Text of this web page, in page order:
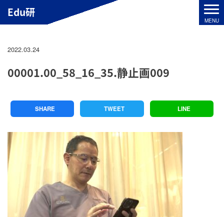
Edu研
2022.03.24
00001.00_58_16_35.静止画009
SHARE TWEET LINE